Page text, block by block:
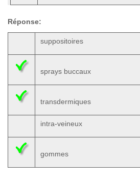
Réponse:
suppositoires
sprays buccaux
transdermiques
intra-veineux
gommes